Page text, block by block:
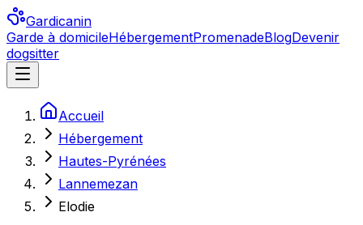
Gardicanin
Garde à domicileHébergementPromenadeBlogDevenir
dogsitter
Accueil
Hébergement
Hautes-Pyrénées
Lannemezan
Elodie